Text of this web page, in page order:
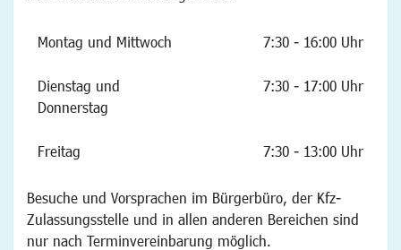
Montag und Mittwoch 7:30 - 16:00 Uhr
Dienstag und
Donnerstag
7:30 - 17:00 Uhr
Freitag 7:30 - 13:00 Uhr
Besuche und Vorsprachen im Bürgerbüro, der Kfz-
Zulassungsstelle und in allen anderen Bereichen sind
nur nach Terminvereinbarung möglich.